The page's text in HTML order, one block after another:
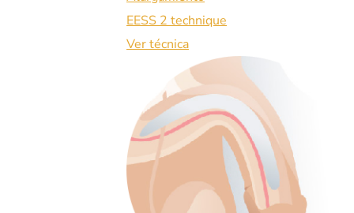
EESS 2 technique
Ver técnica